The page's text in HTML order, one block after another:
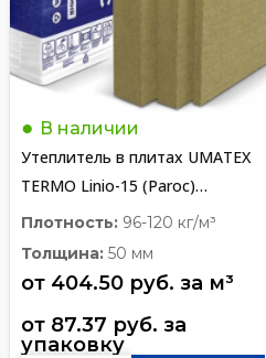
В наличии
Утеплитель в плитах UMATEX
TERMO Linio-15 (Paroc)
1200*600*50 мм
Плотность: 96-120 кг/м³
Толщина: 50 мм
от 404.50 руб. за м³
от 87.37 руб.
упаковку